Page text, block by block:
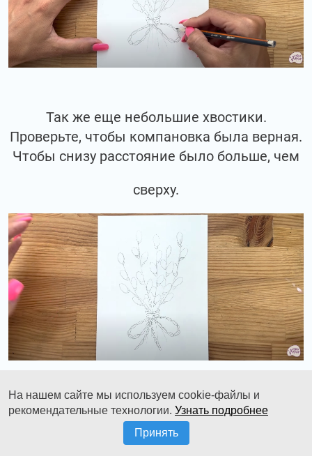
Так же еще небольшие хвостики.
Проверьте, чтобы компановка была верная.
Чтобы снизу расстояние было больше, чем
сверху.
Ну и переходим к цвету. Берем охру.
Разбавляем ее максимально водой.
На нашем сайте мы используем cookie-файлы и
рекомендательные технологии. Узнать подробнее
Принять